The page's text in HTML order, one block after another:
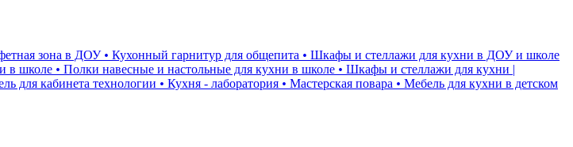
зона в ДОУ• Кухонный гарнитур для общепита • Шкафы и стеллажи для кухни в ДОУ и школе
в школе • Полки навесные и настольные для кухни в школе • Шкафы и стеллажи для кухни |
для кабинета технологии • Кухня - лаборатория • Мастерская повара • Мебель для кухни в детском